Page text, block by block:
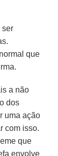
ser
que
a não
dos
uma ação
com isso.
que
envolve